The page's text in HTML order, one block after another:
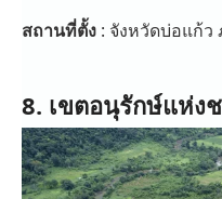
สถานที่ตั้ง : จังหวัดบ่อแก้ว
8. เขตอนุรักษ์แห่ง